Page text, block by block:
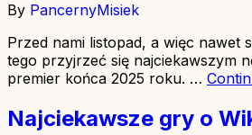
By PancernyMisiek
Przed nami listopad, a więc nawet
tego przyjrzeć się najciekawszym
premier końca 2025 roku. …
Najciekawsze gry o